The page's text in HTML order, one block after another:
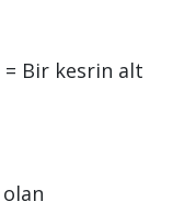
= Bir kesrin alt